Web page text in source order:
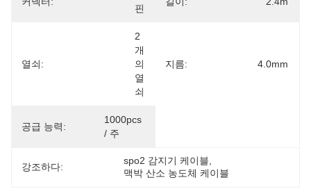
핀
열쇠:
2
개
의
열
쇠
지름: 4.0mm
공급 능력:
1000pcs
/ 주
강조하다:
spo2 감지기 케이블
맥박 산소 농도체 케이블